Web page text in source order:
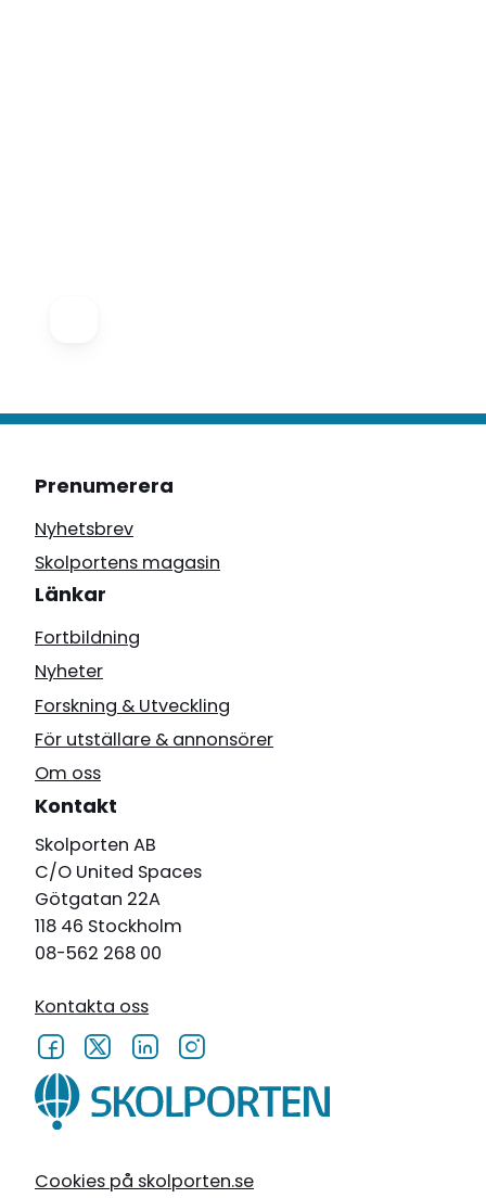
Cookies på skolporten.se
Prenumerera
Nyhetsbrev
Skolportens magasin
Länkar
Fortbildning
Nyheter
Forskning & Utveckling
För utställare & annonsörer
Om oss
Kontakt
Skolporten AB
C/O United Spaces
Götgatan 22A
118 46 Stockholm
08-562 268 00
Kontakta oss